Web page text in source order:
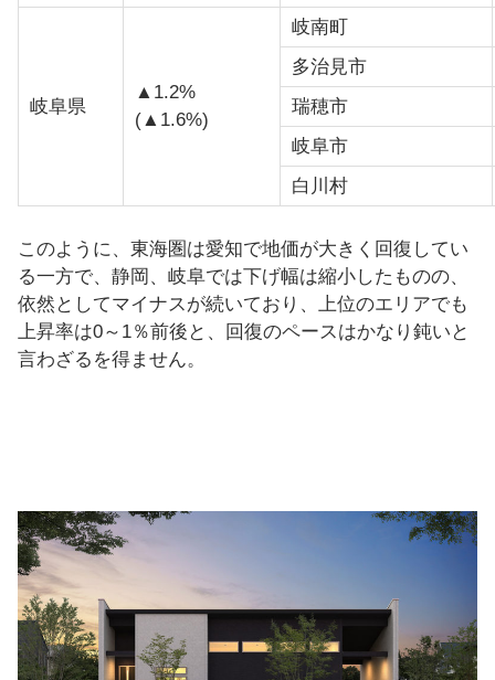
岐阜県
▲1.2%
(▲1.6%)
岐南町
多治見市
瑞穂市
岐阜市
白川村
このように、東海圏は愛知で地価が大きく回復してい
る一方で、静岡、岐阜では下げ幅は縮小したものの、
依然としてマイナスが続いており、上位のエリアでも
上昇率は0～1％前後と、回復のペースはかなり鈍いと
言わざるを得ません。